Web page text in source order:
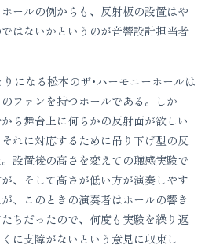
ールの例からも、反射板の設置はや
はないかというのが音響設計担当者
になる松本のザ･ハーモニーホールは
ファンを持つホールである。しか
ら舞台上に何らかの反射面が欲しい
れに対応するために吊り下げ型の反
設置後の高さを変えての聴感実験で
、そして高さが低い方が演奏しやす
、このときの演奏者はホールの響き
ちだったので、何度も実験を繰り返
に支障がないという意見に収束し